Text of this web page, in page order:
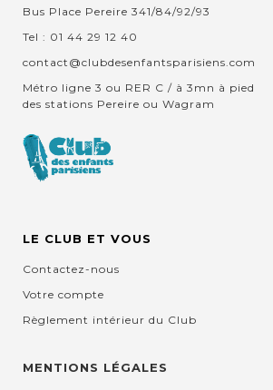
Bus Place Pereire 341/84/92/93
Tel : 01 44 29 12 40
contact@clubdesenfantsparisiens.com
Métro ligne 3 ou RER C / à 3mn à pied
des stations Pereire ou Wagram
LE CLUB ET VOUS
Contactez-nous
Votre compte
Règlement intérieur du Club
MENTIONS LÉGALES